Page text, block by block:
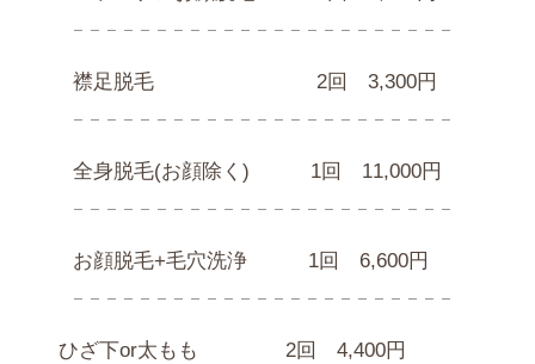
𓐄 𓐄 𓐄 𓐄 𓐄 𓐄 𓐄 𓐄 𓐄 𓐄 𓐄 𓐄 𓐄 𓐄 𓐄 𓐄 𓐄 𓐄 𓐄 𓐄 𓐄 𓐄 𓐄
襟足脱毛 2回 3,300円
𓐄 𓐄 𓐄 𓐄 𓐄 𓐄 𓐄 𓐄 𓐄 𓐄 𓐄 𓐄 𓐄 𓐄 𓐄 𓐄 𓐄 𓐄 𓐄 𓐄 𓐄 𓐄 𓐄
全身脱毛(お顔除く) 1回 11,000円
𓐄 𓐄 𓐄 𓐄 𓐄 𓐄 𓐄 𓐄 𓐄 𓐄 𓐄 𓐄 𓐄 𓐄 𓐄 𓐄 𓐄 𓐄 𓐄 𓐄 𓐄 𓐄 𓐄
お顔脱毛+毛穴洗浄 1回 6,600円
𓐄 𓐄 𓐄 𓐄 𓐄 𓐄 𓐄 𓐄 𓐄 𓐄 𓐄 𓐄 𓐄 𓐄 𓐄 𓐄 𓐄 𓐄 𓐄 𓐄 𓐄 𓐄 𓐄
ひざ下or太もも 2回 4,400円